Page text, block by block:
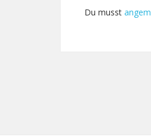
Du musst